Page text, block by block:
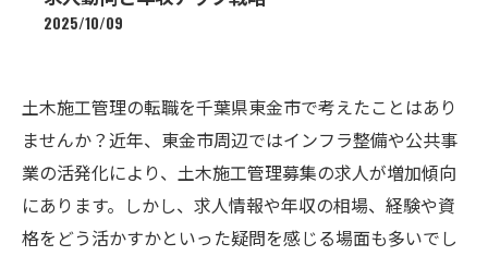
2025/10/09
土木施工管理の転職を千葉県東金市で考えたことはあり
ませんか？近年、東金市周辺ではインフラ整備や公共事
業の活発化により、土木施工管理募集の求人が増加傾向
にあります。しかし、求人情報や年収の相場、経験や資
格をどう活かすかといった疑問を感じる場面も多いでし